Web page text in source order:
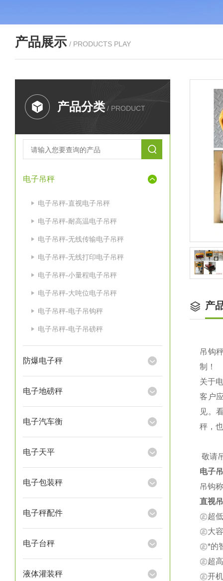
产品展示 / PRODUCTS PLAY
产品分类 / PRODUCT
电子吊秤
电子吊秤-直视电子吊秤
电子吊秤-耐高温电子吊秤
电子吊秤-无线传输电子吊秤
电子吊秤-无线打印电子吊秤
电子吊秤-小量程电子吊秤
电子吊秤-大吨位电子吊秤
电子吊秤-电子吊钩秤
电子吊秤-电子吊磅秤
防爆电子秤
电子地磅秤
电子汽车衡
电子天平
电子包装秤
电子秤配件
电子台秤
液体灌装秤
产
吊钩
制！
关于
客户
见。
秤，
敬请
电子
吊钩
直视
㊣超
㊣大
㊣*的
㊣超
㊣开